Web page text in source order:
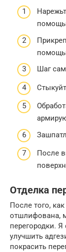
Шаг
После
Отделка
После того,
отшлифована,
перегородки.
улучшить
покрасить